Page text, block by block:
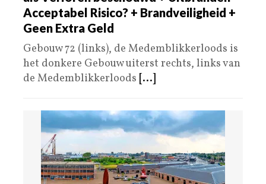
Acceptabel Risico? + Brandveiligheid +
Geen Extra Geld
Gebouw 72 (links), de Medemblikkerloods is
het donkere Gebouw uiterst rechts, links van
de Medemblikkerloods [...]